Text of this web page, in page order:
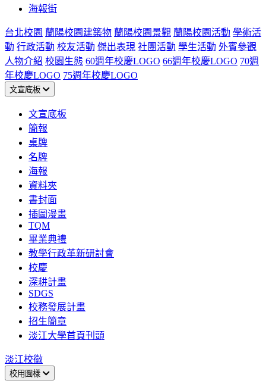
海報街
台北校園 蘭陽校園建築物 蘭陽校園景觀 蘭陽校園活動 學術活
動 行政活動 校友活動 傑出表現 社團活動 學生活動 外賓參觀
人物介紹 校園生態 60週年校慶LOGO 66週年校慶LOGO 70週
年校慶LOGO 75週年校慶LOGO
文宣底板
文宣底板
簡報
桌牌
名牌
海報
資料夾
書封面
插圖漫畫
TQM
畢業典禮
教學行政革新研討會
校慶
深耕計畫
SDGS
校務發展計畫
招生簡章
淡江大學首頁刊頭
淡江校徽
校用圖樣